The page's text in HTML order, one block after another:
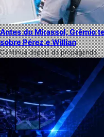
Antes do Mirassol, Grêmio
sobre Pérez e Willian
Continua depois da propaganda.